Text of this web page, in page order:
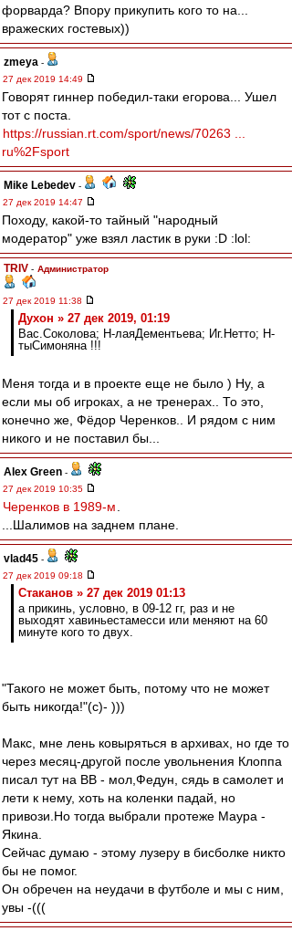
форварда? Впору прикупить кого то на...
вражеских гостевых))
zmeya -
27 дек 2019 14:49
Говорят гиннер победил-таки егорова... Ушел
тот с поста.
https://russian.rt.com/sport/news/70263 ...
ru%2Fsport
Mike Lebedev -
27 дек 2019 14:47
Походу, какой-то тайный "народный
модератор" уже взял ластик в руки :D :lol:
TRIV - Администратор
27 дек 2019 11:38
Духон » 27 дек 2019, 01:19
Вас.Соколова; Н-лаяДементьева; Иг.Нетто; Н-
тыСимоняна !!!
Меня тогда и в проекте еще не было ) Ну, а
если мы об игроках, а не тренерах.. То это,
конечно же, Фёдор Черенков.. И рядом с ним
никого и не поставил бы...
Alex Green -
27 дек 2019 10:35
Черенков в 1989-м
...Шалимов на заднем плане.
vlad45 -
27 дек 2019 09:18
Cтаканов » 27 дек 2019 01:13
а прикинь, условно, в 09-12 гг, раз и не
выходят хавиньестамесси или меняют на 60
минуте кого то двух.
"Такого не может быть, потому что не может
быть никогда!"(с)- )))
Макс, мне лень ковыряться в архивах, но где то
через месяц-другой после увольнения Клоппа
писал тут на ВВ - мол,Федун, сядь в самолет и
лети к нему, хоть на коленки падай, но
привози.Но тогда выбрали протеже Маура -
Якина.
Сейчас думаю - этому лузеру в бисболке никто
бы не помог.
Он обречен на неудачи в футболе и мы с ним,
увы -(((